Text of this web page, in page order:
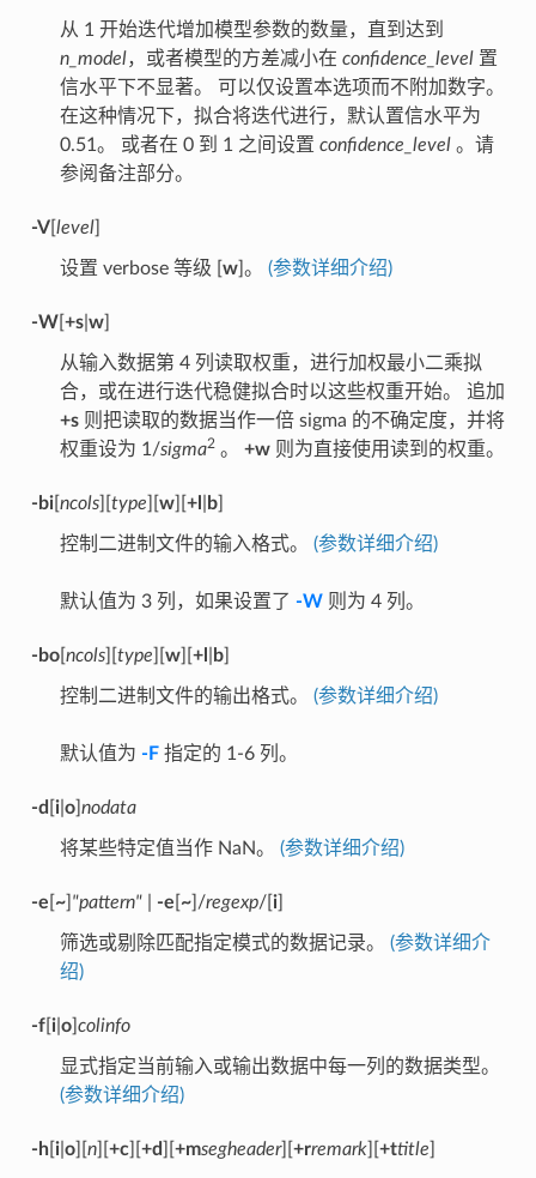
从 1 开始迭代增加模型参数的数量，直到达到
n_model，或者模型的方差减小在 confidence_level置
信水平下不显著。 可以仅设置本选项而不附加数字。
在这种情况下，拟合将迭代进行，默认置信水平为
0.51。 或者在 0 到 1 之间设置 confidence_level。请
参阅备注部分。
-V[ level]
设置 verbose 等级 [ w]。 (参数详细介绍)
-W[ +s| w]
从输入数据第 4 列读取权重，进行加权最小二乘拟
合，或在进行迭代稳健拟合时以这些权重开始。 追加
+s则把读取的数据当作一倍 sigma 的不确定度，并将
权重设为 1/sigma2。 +w则为直接使用读到的权重。
-bi[ ncols][ type w][ +l b]
控制二进制文件的输入格式。 (参数详细介绍)
默认值为 3 列，如果设置了 -W则为 4 列。
-bo[ ncols][ type w][ +l b]
控制二进制文件的输出格式。 (参数详细介绍)
默认值为 -F指定的 1-6 列。
-d i| o] nodata
将某些特定值当作 NaN。 (参数详细介绍)
-e ~] "pattern"| -e ~]/regexp/[ i]
筛选或剔除匹配指定模式的数据记录。 (参数详细介
绍)
-f[ i| o] colinfo
显式指定当前输入或输出数据中每一列的数据类型。
(参数详细介绍)
-h[ i| o][ n][ +c][ +d +msegheader][ +rremark][ +ttitle